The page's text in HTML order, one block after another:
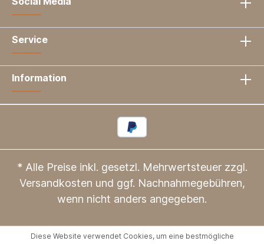
Service
Information
* Alle Preise inkl. gesetzl. Mehrwertsteuer zzgl.
Versandkosten und ggf. Nachnahmegebühren,
wenn nicht anders angegeben.
Diese Website verwendet Cookies, um eine bestmögliche